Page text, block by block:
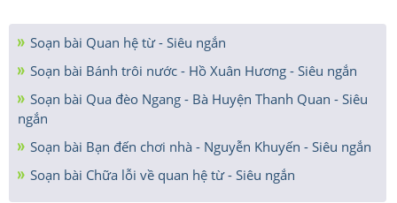
Soạn bài Quan hệ từ - Siêu ngắn
Soạn bài Bánh trôi nước - Hồ Xuân Hương - Siêu ngắn
Soạn bài Qua đèo Ngang - Bà Huyện Thanh Quan - Siêu
ngắn
Soạn bài Bạn đến chơi nhà - Nguyễn Khuyến - Siêu ngắn
Soạn bài Chữa lỗi về quan hệ từ - Siêu ngắn